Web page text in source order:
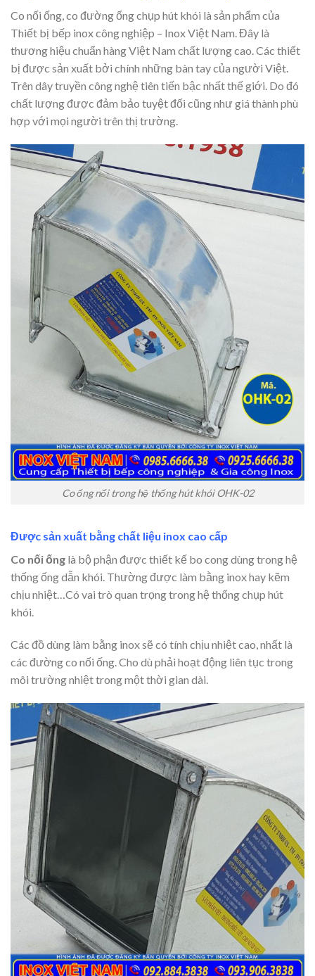
Co nối ống, co đường ống chụp hút khói là sản phẩm của
Thiết bị bếp inox công nghiệp – Inox Việt Nam. Đây là
thương hiệu chuẩn hàng Việt Nam chất lượng cao. Các thiết
bị được sản xuất bởi chính những bàn tay của người Việt.
Trên dây truyền công nghệ tiên tiến bậc nhất thế giới. Do đó
chất lượng được đảm bảo tuyệt đối cũng như giá thành phù
hợp với mọi người trên thị trường.
Co ống nối trong hệ thống hút khói OHK-02
Được sản xuất bằng chất liệu inox cao cấp
Co nối ống là bộ phận được thiết kế bo cong dùng trong hệ
thống ống dẫn khói. Thường được làm bằng inox hay kẽm
chịu nhiệt…Có vai trò quan trọng trong hệ thống chụp hút
khói.
Các đồ dùng làm bằng inox sẽ có tính chịu nhiệt cao, nhất là
các đường co nối ống. Cho dù phải hoạt động liên tục trong
môi trường nhiệt trong một thời gian dài.